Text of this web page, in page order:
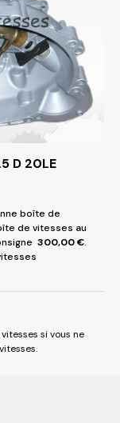
D 20LE
boîte de
de vitesses au
300,00€.
si vous ne